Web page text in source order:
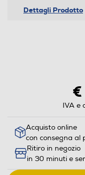
Dettagli Prodotto
IVA e
Acquisto online
con consegna al
Ritiro in negozio
in 30 minuti e